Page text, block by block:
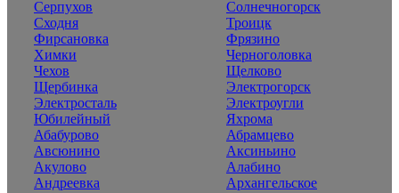
Серпухов
Солнечногорск
Сходня
Троицк
Фирсановка
Фрязино
Химки
Черноголовка
Чехов
Щелково
Щербинка
Электрогорск
Электросталь
Электроугли
Юбилейный
Яхрома
Абабурово
Абрамцево
Авсюнино
Аксиньино
Акулово
Алабино
Андреевка
Архангельское